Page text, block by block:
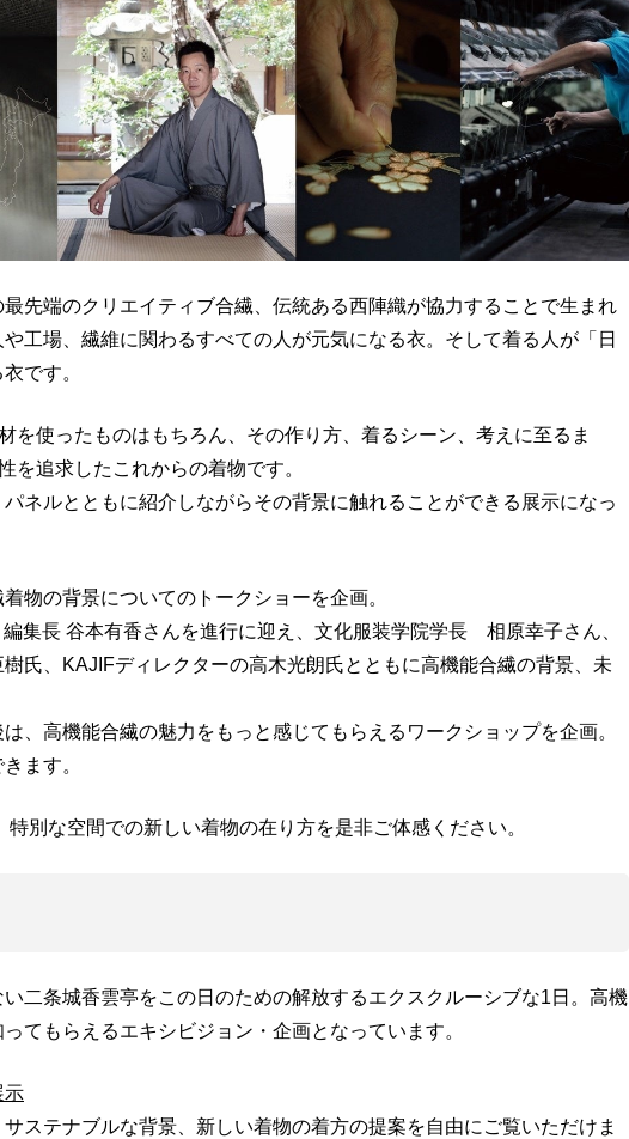
先端のクリエイティブ合繊、伝統ある西陣織が協力することで生まれ
工場、繊維に関わるすべての人が元気になる衣。そして着る人が「日
です。
を使ったものはもちろん、その作り方、着るシーン、考えに至るま
を追求したこれからの着物です。
ネルとともに紹介しながらその背景に触れることができる展示になっ
物の背景についてのトークショーを企画。
集長 谷本有香さんを進行に迎え、文化服装学院学長 相原幸子さん、
氏、KAJIFディレクターの高木光朗氏とともに高機能合繊の背景、未
、高機能合繊の魅力をもっと感じてもらえるワークショップを企画。
ます。
別な空間での新しい着物の在り方を是非ご体感ください。
二条城香雲亭をこの日のための解放するエクスクルーシブな1日。高機
てもらえるエキシビジョン・企画となっています。
示
ステナブルな背景、新しい着物の着方の提案を自由にご覧いただけま